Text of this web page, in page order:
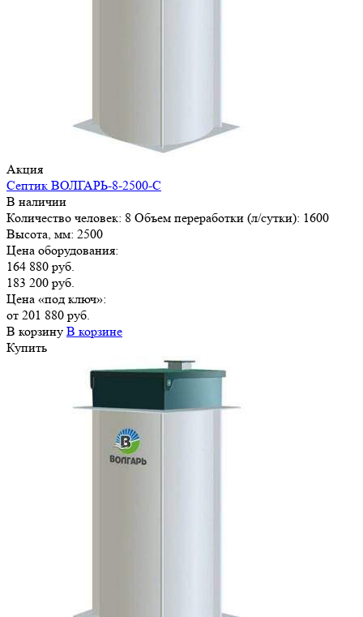
Акция
Септик ВОЛГАРЬ-8-2500-С
В наличии
Количество человек: 8 Объем переработки (л/сутки): 1600
Высота, мм: 2500
Цена оборудования:
164 880 руб.
183 200 руб.
Цена «под ключ»:
от 201 880 руб.
В корзину В корзине
Купить